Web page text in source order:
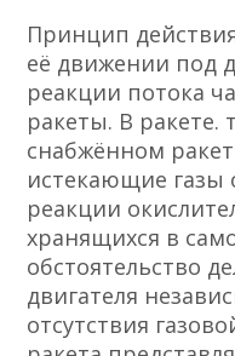
Принцип
её движении под
реакции потока
ракеты. В ракете.
снабжённом
истекающие газы
реакции
хранящихся в
обстоятельство
двигателя
отсутствия